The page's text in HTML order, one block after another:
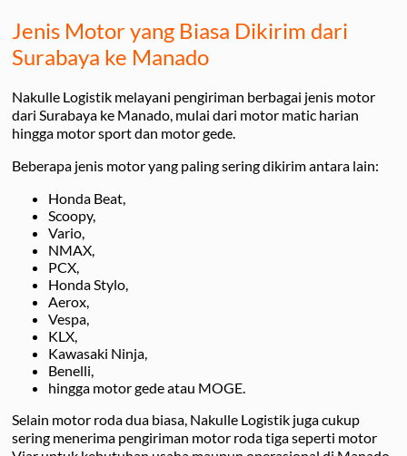
Jenis Motor yang Biasa Dikirim dari
Surabaya ke Manado
Nakulle Logistik melayani pengiriman berbagai jenis motor
dari Surabaya ke Manado, mulai dari motor matic harian
hingga motor sport dan motor gede.
Beberapa jenis motor yang paling sering dikirim antara lain:
Honda Beat,
Scoopy,
Vario,
NMAX,
PCX,
Honda Stylo,
Aerox,
Vespa,
KLX,
Kawasaki Ninja,
Benelli,
hingga motor gede atau MOGE.
Selain motor roda dua biasa, Nakulle Logistik juga cukup
sering menerima pengiriman motor roda tiga seperti motor